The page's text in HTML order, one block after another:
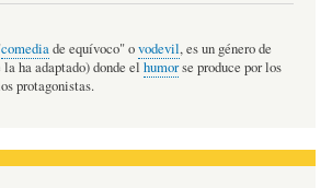
comediade equívoco" ovodevil, es un género de
ha adaptado) donde el humorse produce por los
protagonistas.